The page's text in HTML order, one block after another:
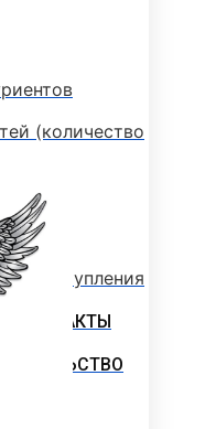
(количество
поступления
АКТЫ